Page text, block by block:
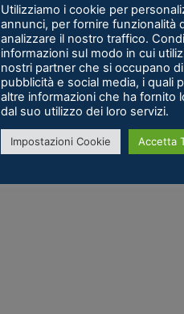
Utilizziamo i cookie per
annunci, per fornire funzionalità
analizzare il nostro traffico.
informazioni sul modo in cui
nostri partner che si occupano
pubblicità e social media, i quali
altre informazioni che ha fornito
dal suo utilizzo dei loro servizi.
Impostazioni Cookie Accetta